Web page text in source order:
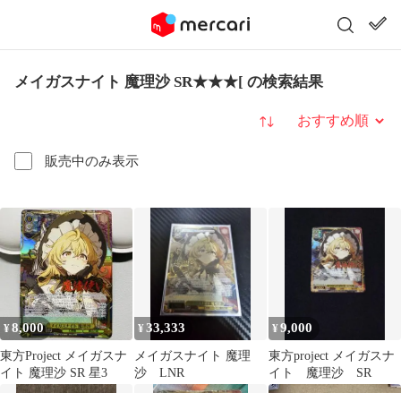
メイガスナイト 魔理沙 SR★★★[ の検索結果
販売中のみ表示
並び替え
¥8,000
東方Project メイガスナ
イト 魔理沙 SR 星3
¥33,333
メイガスナイト 魔理
沙 LNR
¥9,000
東方project メイガスナ
イト 魔理沙 SR